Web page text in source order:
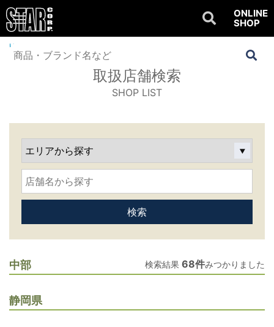
ONLINE
SHOP
Home
取扱店舗検索
SHOP LIST
中部 検索結果 68件みつかりました
静岡県